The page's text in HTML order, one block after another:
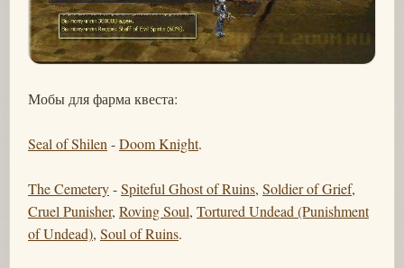
Мобы для фарма квеста:
Seal of Shilen-Doom Knight.
The Cemetery-Spiteful Ghost of Ruins, Soldier of Grief,
Cruel Punisher, Roving Soul, Tortured Undead (Punishment
of Undead), Soul of Ruins.